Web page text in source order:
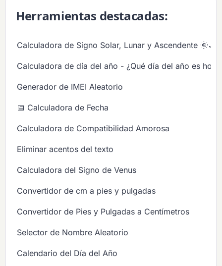
Herramientas destacadas:
Calculadora de Signo Solar, Lunar y Ascendente
Calculadora de día del año - ¿Qué día del año es hoy?
Generador de IMEI Aleatorio
📅 Calculadora de Fecha
Calculadora de Compatibilidad Amorosa
Eliminar acentos del texto
Calculadora del Signo de Venus
Convertidor de cm a pies y pulgadas
Convertidor de Pies y Pulgadas a Centímetros
Selector de Nombre Aleatorio
Calendario del Día del Año